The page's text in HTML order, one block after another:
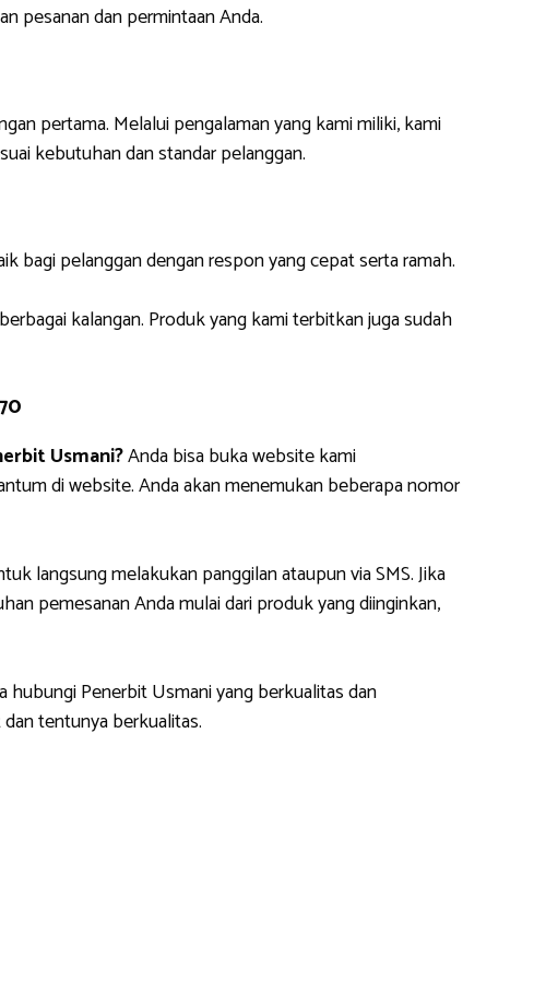
pesanan dan permintaan Anda.
pertama. Melalui pengalaman yang kami miliki, kami
kebutuhan dan standar pelanggan.
bagi pelanggan dengan respon yang cepat serta ramah.
kalangan. Produk yang kami terbitkan juga sudah
Usmani?Anda bisa buka website kami
di website. Anda akan menemukan beberapa nomor
langsung melakukan panggilan ataupun via SMS. Jika
pemesanan Anda mulai dari produk yang diinginkan,
hubungi Penerbit Usmani yang berkualitas dan
tentunya berkualitas.